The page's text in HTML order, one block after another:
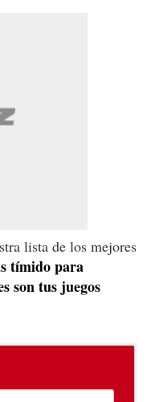
lista de los mejores
tímido para
son tus juegos